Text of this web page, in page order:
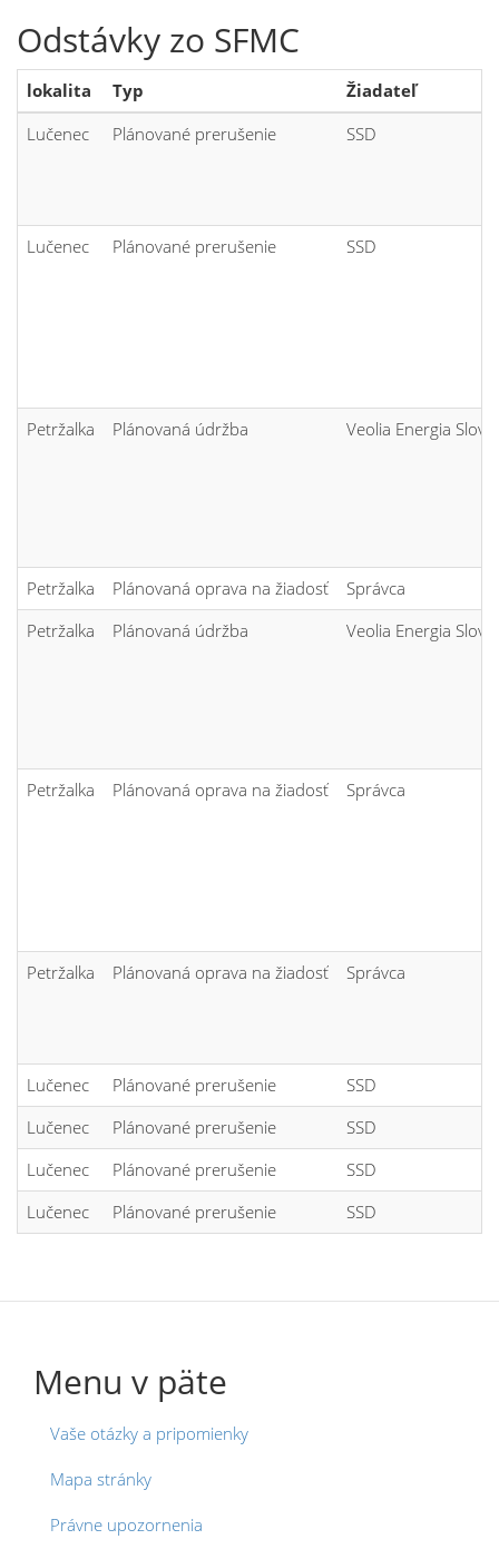
Odstávky zo SFMC
lokalita Typ
Žiadateľ
Lučenec
Plánované prerušenie SSD
Lučenec Plánované prerušenie SSD
Petržalka Plánovaná údržba Veolia Energia
Petržalka Plánovaná oprava na žiadosť
Správca
Petržalka
Plánovaná údržba Veolia Energia
Petržalka Plánovaná oprava na žiadosť Správca
Petržalka Plánovaná oprava na žiadosť Správca
Lučenec Plánované prerušenie
SSD
Lučenec
Plánované prerušenie
SSD
Lučenec
Plánované prerušenie
SSD
Lučenec
Plánované prerušenie SSD
Menu v päte
Vaše otázky a pripomienky
Mapa stránky
Právne upozornenia